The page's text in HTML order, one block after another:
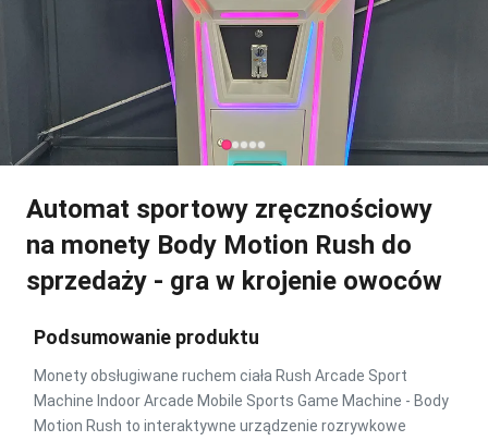
Automat sportowy zręcznościowy
na monety Body Motion Rush do
sprzedaży - gra w krojenie owoców
Podsumowanie produktu
Monety obsługiwane ruchem ciała Rush Arcade Sport
Machine Indoor Arcade Mobile Sports Game Machine - Body
Motion Rush to interaktywne urządzenie rozrywkowe